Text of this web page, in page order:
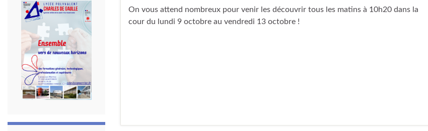
On vous attend nombreux pour venir les découvrir tous les matins à 10h20 dans la
cour du lundi 9 octobre au vendredi 13 octobre !